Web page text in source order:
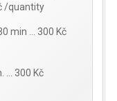
/quantity
min … 300 Kč
… 300 Kč